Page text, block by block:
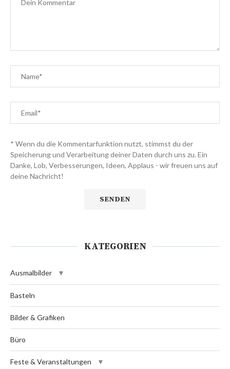
* Wenn du die Kommentarfunktion nutzt, stimmst du der
Speicherung und Verarbeitung deiner Daten durch uns zu. Ein
Danke, Lob, Verbesserungen, Ideen, Applaus - wir freuen uns auf
deine Nachricht!
KATEGORIEN
Ausmalbilder
Basteln
Bilder & Grafiken
Büro
Feste & Veranstaltungen